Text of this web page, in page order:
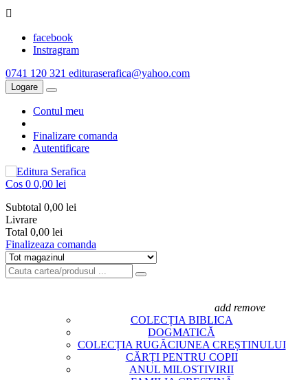

facebook
Instragram
0741 120 321 edituraserafica@yahoo.com
Logare
Contul meu
Finalizare comanda
Autentificare
Cos 0 0,00 lei
Subtotal 0,00 lei
Livrare
Total 0,00 lei
Finalizeaza comanda
add remove
COLECȚIA BIBLICA
DOGMATICĂ
COLECȚIA RUGĂCIUNEA CREȘTINULUI
CĂRȚI PENTRU COPII
ANUL MILOSTIVIRII